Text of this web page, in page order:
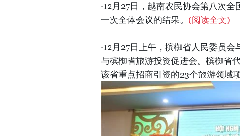
·12月27日，越南农民协会第八次
一次全体会议的结果。 (阅读全文)
·12月27日上午，槟椥省人民委员
与槟椥省旅游投资促进会。槟椥省
该省重点招商引资的23个旅游领域项